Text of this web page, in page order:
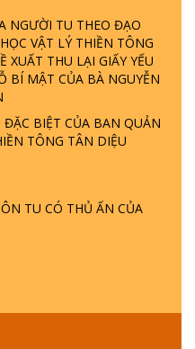
NGƯỜI TU THEO ĐẠO
VẬT LÝ THIỀN TÔNG
XUẤT THU LẠI GIẤY YẾU
BÍ MẬT CỦA BÀ NGUYỄN
ĐẶC BIỆT CỦA BAN QUẢN
TÔNG TÂN DIỆU
TU CÓ THỦ ẤN CỦA
| TTTD
TÔNG ĐẶC BIỆT P22 - TẠI
NHIỀU THIÊN TAI - LŨ LỤT
TÔNG ĐẶC BIỆT P21 - TẠI
TIỄN THIỀN TÔNG SƯ
TÔNG ĐẶC BIỆT PHẦN 20
LÀ AI? PHIỀN NÃO